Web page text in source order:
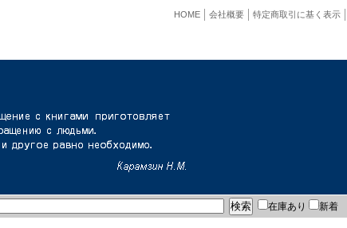
特定商取引に基く表示
会社概要
HOME
在庫あり 新着